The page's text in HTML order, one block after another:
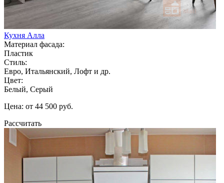
Кухня Алла
Материал фасада:
Пластик
Стиль:
Евро, Итальянский, Лофт и др.
Цвет:
Белый, Серый
Цена: от 44 500 руб.
Рассчитать